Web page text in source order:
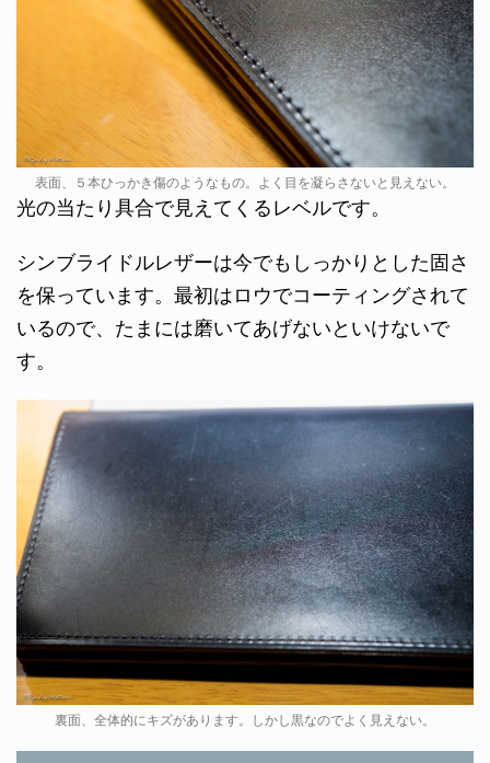
表面、５本ひっかき傷のようなもの。よく目を凝らさないと見えない。
光の当たり具合で見えてくるレベルです。
シンブライドルレザーは今でもしっかりとした固さ
を保っています。最初はロウでコーティングされて
いるので、たまには磨いてあげないといけないで
す。
裏面、全体的にキズがあります。しかし黒なのでよく見えない。